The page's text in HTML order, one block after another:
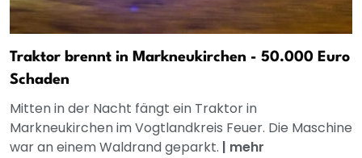
Traktor brennt in Markneukirchen - 50.000 Euro
Schaden
Mitten in der Nacht fängt ein Traktor in
Markneukirchen im Vogtlandkreis Feuer. Die Maschine
war an einem Waldrand geparkt. | mehr